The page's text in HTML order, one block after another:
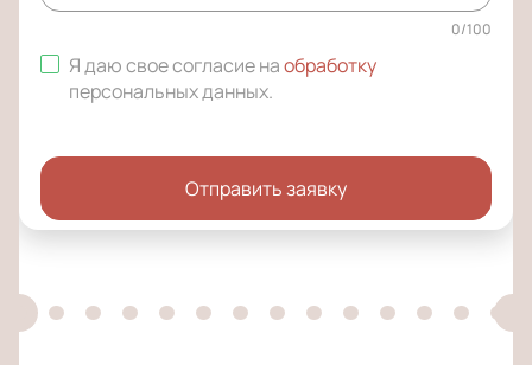
0/100
Я даю свое согласие наобработку
персональных данных.
Отправить заявку